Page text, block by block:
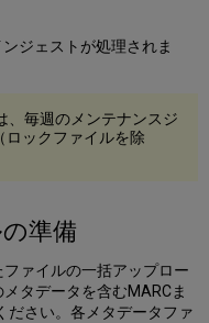
ジェストが処理されま
、毎週のメンテナンスジ
ロックファイルを除
準備
ファイルの一括アップロー
タデータを含むMARCま
ださい。各メタデータファ